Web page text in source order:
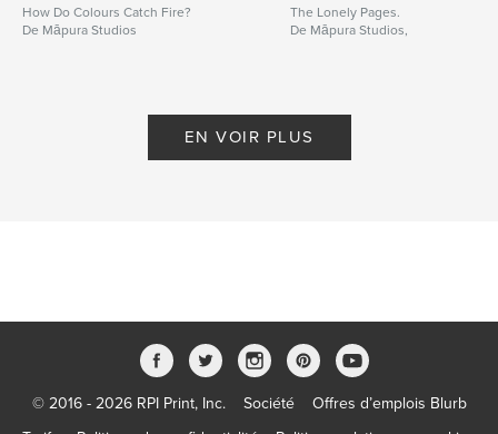
How Do Colours Catch Fire?
De Māpura Studios
The Lonely Pages.
De Māpura Studios,
EN VOIR PLUS
© 2016 - 2026 RPI Print, Inc. Société
Offres d’emplois Blurb